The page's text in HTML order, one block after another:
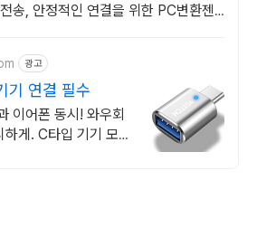
송, 안정적인 연결을 위한 PC변환젠
광고
기 연결 필수
이어폰 동시! 와우회
게. C타입 기기 모두